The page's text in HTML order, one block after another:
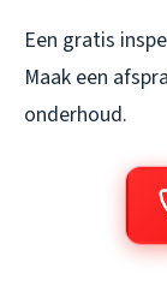
Een gratis
Maak een
onderhoud.